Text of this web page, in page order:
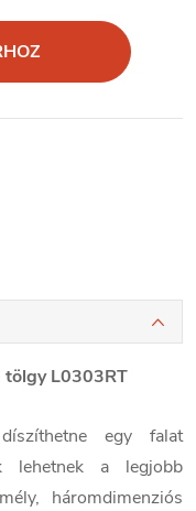
tölgy L0303RT
egy falat
lehetnek a legjobb
háromdimenziós